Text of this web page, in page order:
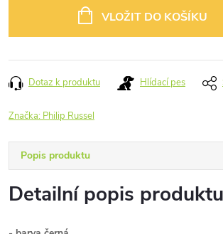
VLOŽIT DO KOŠÍKU
Dotaz k produktu Hlídací pes
Značka: Philip Russel
Popis produktu
Detailní popis produktu